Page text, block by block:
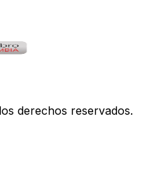
derechos reservados.